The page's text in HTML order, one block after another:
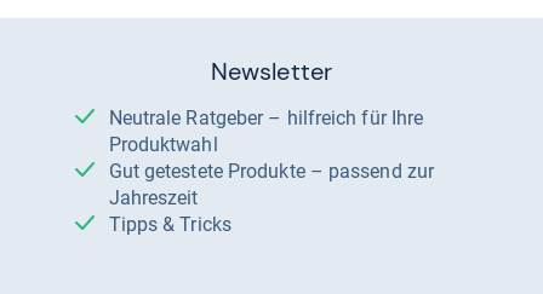
Newsletter
Neutrale Ratgeber – hilfreich für Ihre
Produktwahl
Gut getestete Produkte – passend zur
Jahreszeit
Tipps & Tricks